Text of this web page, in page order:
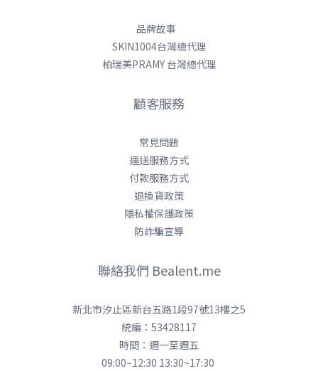
品牌故事
SKIN1004台灣總代理
柏瑞美PRAMY 台灣總代理
顧客服務
常見問題
運送服務方式
付款服務方式
退換貨政策
隱私權保護政策
防詐騙宣導
聯絡我們 Bealent.me
新北市汐止區新台五路1段97號13樓之5
統編：53428117
時間：週一至週五
09:00~12:30 13:30~17:30